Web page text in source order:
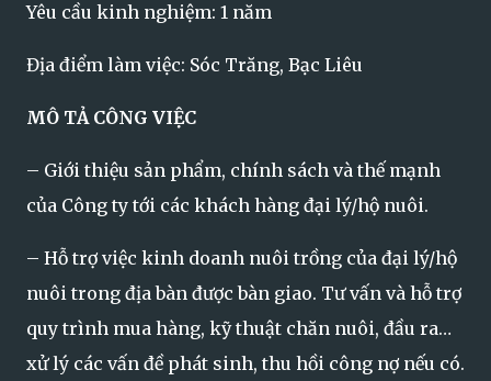
Yêu cầu kinh nghiệm: 1 năm
Địa điểm làm việc: Sóc Trăng, Bạc Liêu
MÔ TẢ CÔNG VIỆC
– Giới thiệu sản phẩm, chính sách và thế mạnh
của Công ty tới các khách hàng đại lý/hộ nuôi.
– Hỗ trợ việc kinh doanh nuôi trồng của đại lý/hộ
nuôi trong địa bàn được bàn giao. Tư vấn và hỗ trợ
quy trình mua hàng, kỹ thuật chăn nuôi, đầu ra…
xử lý các vấn đề phát sinh, thu hồi công nợ nếu có.